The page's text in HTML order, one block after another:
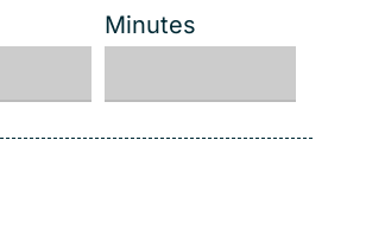
Minutes